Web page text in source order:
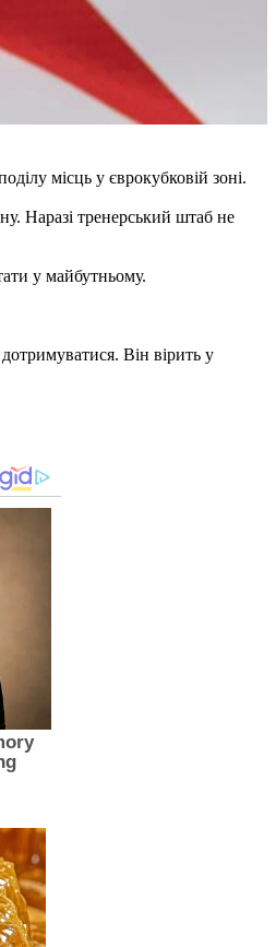
місць у єврокубковій зоні.
Наразі тренерський штаб не
у майбутньому.
Він вірить у